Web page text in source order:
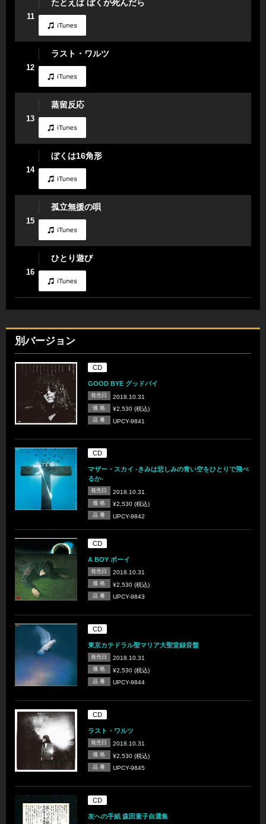
11
たとえば ぼくが死んだら
12
ラスト・ワルツ
13
蒸留反応
14
ぼくは16角形
15
孤立無援の唄
16
ひとり遊び
別バージョン
CD
GOOD BYE グッドバイ
発売日 2018.10.31
価 格 ¥2,530 (税込)
品 番 UPCY-9841
CD
マザー・スカイ -きみは悲しみの青い空をひとりで飛べ
るか-
発売日 2018.10.31
価 格 ¥2,530 (税込)
品 番 UPCY-9842
CD
A BOY ボーイ
発売日 2018.10.31
価 格 ¥2,530 (税込)
品 番 UPCY-9843
CD
東京カテドラル聖マリア大聖堂録音盤
発売日 2018.10.31
価 格 ¥2,530 (税込)
品 番 UPCY-9844
CD
ラスト・ワルツ
発売日 2018.10.31
価 格 ¥2,530 (税込)
品 番 UPCY-9845
CD
友への手紙 森田童子自選集